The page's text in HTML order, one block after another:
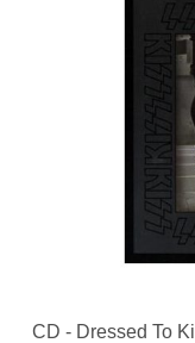
CD - Dressed To